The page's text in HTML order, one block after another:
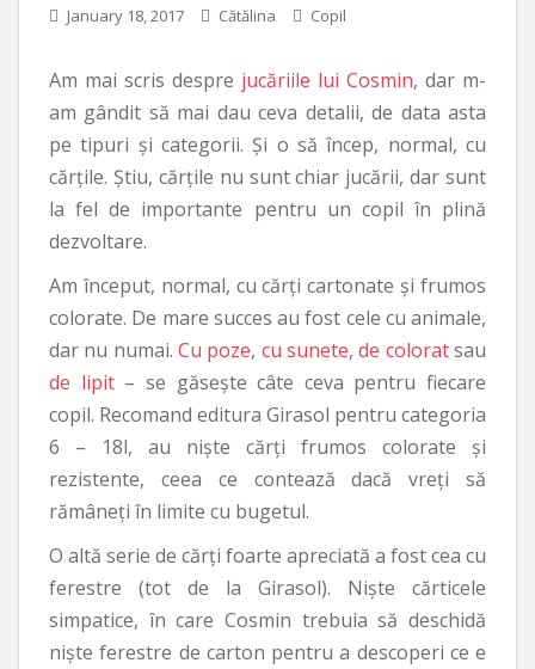
January 18, 2017 Cătălina Copil
Am mai scris despre jucăriile lui Cosmin, dar m-
am gândit să mai dau ceva detalii, de data asta
pe tipuri și categorii. Și o să încep, normal, cu
cărțile. Știu, cărțile nu sunt chiar jucării, dar sunt
la fel de importante pentru un copil în plină
dezvoltare.
Am început, normal, cu cărți cartonate și frumos
colorate. De mare succes au fost cele cu animale,
dar nu numai. Cu poze, cu sunete,de coloratsau
de lipit– se găsește câte ceva pentru fiecare
copil. Recomand editura Girasol pentru categoria
6 – 18l, au niște cărți frumos colorate și
rezistente, ceea ce contează dacă vreți să
rămâneți în limite cu bugetul.
O altă serie de cărți foarte apreciată a fost cea cu
ferestre (tot de la Girasol). Niște cărticele
simpatice, în care Cosmin trebuia să deschidă
niște ferestre de carton pentru a descoperi ce e